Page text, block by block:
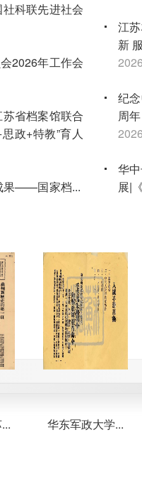
科联先进社会
2026年工作会
省档案馆联合
政+特教”育人
果——国家档案
...
技立项数全国
能企业档案应
江
新
纪
周
华
展|
吴
飞
案
纪
周
华东军政大学...